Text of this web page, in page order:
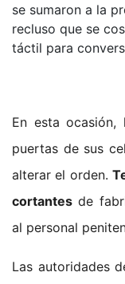
se sumaron a la
recluso que se
táctil para
En esta ocasión,
puertas de sus
alterar el orden.
cortantes de
al personal
Las autoridades